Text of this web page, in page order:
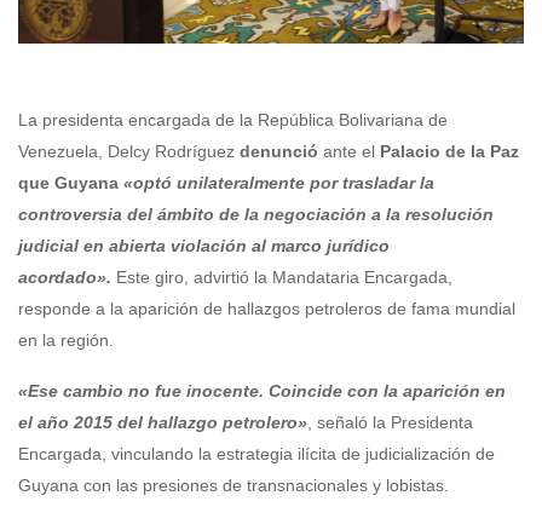
La presidenta encargada de la República Bolivariana de
Venezuela, Delcy Rodríguez denunció ante el Palacio de la Paz
que Guyana «optó unilateralmente por trasladar la
controversia del ámbito de la negociación a la resolución
judicial en abierta violación al marco jurídico
acordado». Este giro, advirtió la Mandataria Encargada,
responde a la aparición de hallazgos petroleros de fama mundial
en la región.
«Ese cambio no fue inocente. Coincide con la aparición en
el año 2015 del hallazgo petrolero» , señaló la Presidenta
Encargada, vinculando la estrategia ilícita de judicialización de
Guyana con las presiones de transnacionales y lobistas.